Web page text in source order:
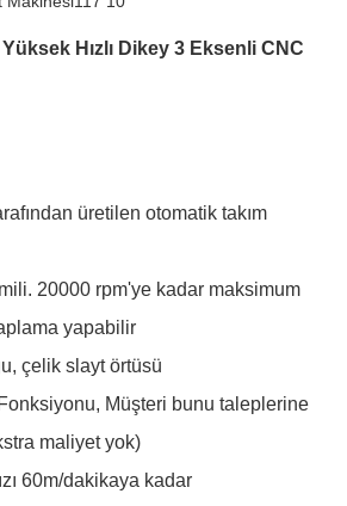
Hızlı Dikey 3 Eksenli CNC
üretilen otomatik takım
20000 rpm'ye kadar maksimum
yapabilir
çelik slayt örtüsü
Müşteri bunu taleplerine
maliyet yok)
60m/dakikaya kadar